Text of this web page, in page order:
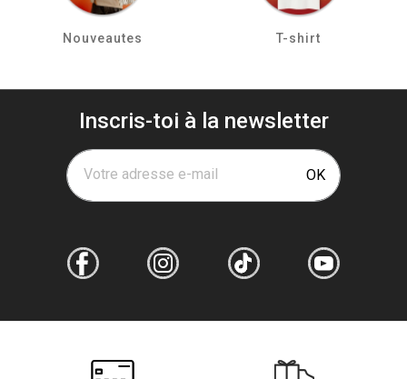
Nouveautes T-shirt
Inscris-toi à la newsletter
Votre adresse e-mail OK